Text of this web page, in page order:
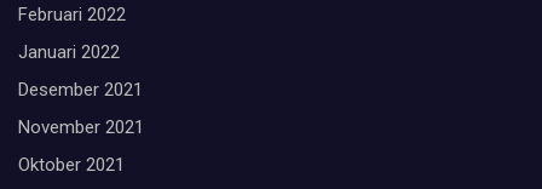
Februari 2022
Januari 2022
Desember 2021
November 2021
Oktober 2021